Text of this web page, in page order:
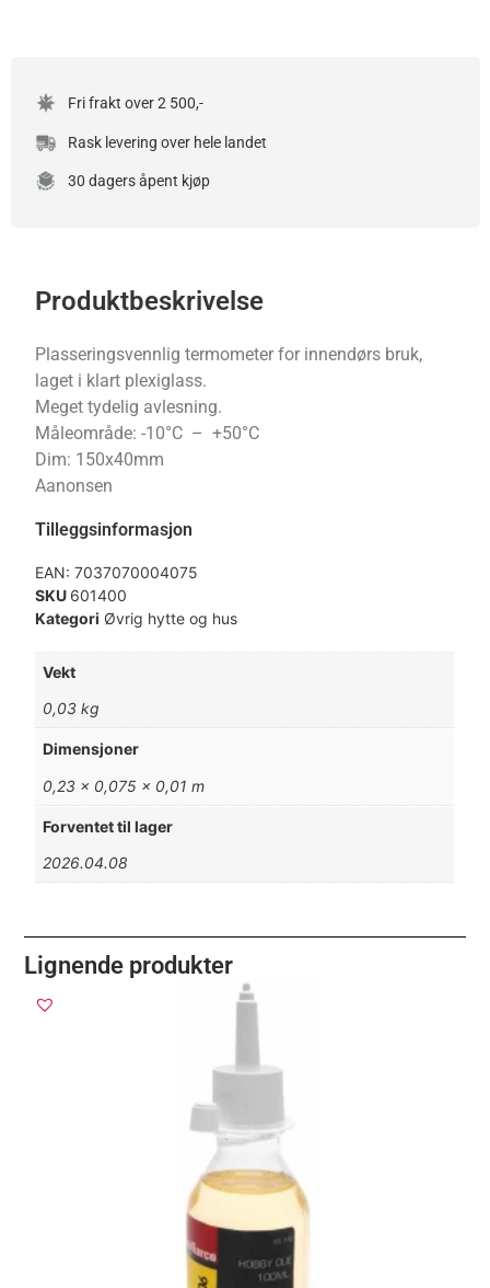
Fri frakt over 2 500,-
Rask levering over hele landet
30 dagers åpent kjøp
Produktbeskrivelse
Plasseringsvennlig termometer for innendørs bruk,
laget i klart plexiglass.
Meget tydelig avlesning.
Måleområde: -10°C – +50°C
Dim: 150x40mm
Aanonsen
Tilleggsinformasjon
EAN:7037070004075
SKU 601400
Kategori Øvrig hytte og hus
Vekt
0,03 kg
Dimensjoner
0,23 × 0,075 × 0,01 m
Forventet til lager
2026.04.08
Lignende produkter